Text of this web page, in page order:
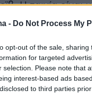
- Do Not Process My
opt-out of the sale,
for targeted
selection. Please note that
interest-based ads
to third parties
Η ταινία
TGIM Films, Inc.,
Πίτερ Σγουέριν.